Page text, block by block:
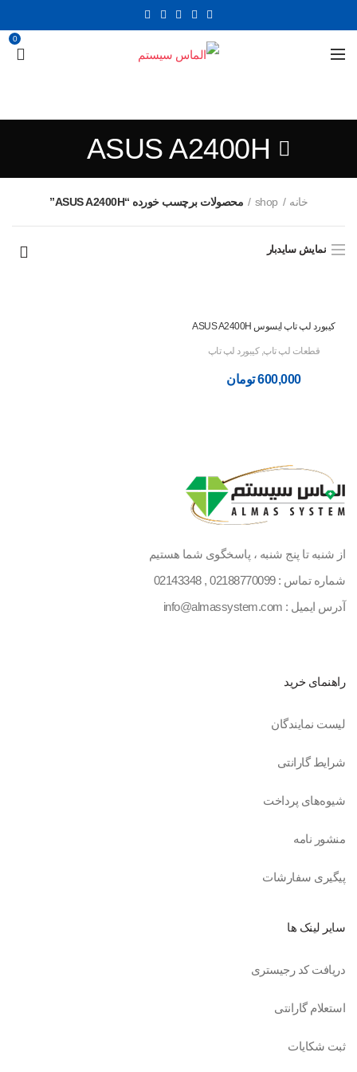
0
ASUS A2400H
خانه shop محصولات برچسب خورده “ASUS A2400H”
نمایش سایدبار
کیبورد لپ تاپ ایسوس ASUS A2400H
قطعات لپ تاپ,کیبورد لپ تاپ
600,000 تومان
از شنبه تا پنج شنبه ، پاسخگوی شما هستیم
شماره تماس :02188770099
,
02143348
آدرس ایمیل : info@almassystem.com
راهنمای خرید
لیست نمایندگان
شرایط گارانتی
شیوه‌های پرداخت
منشور نامه
پیگیری سفارشات
سایر لینک ها
دریافت کد رجیستری
استعلام گارانتی
ثبت شکایات